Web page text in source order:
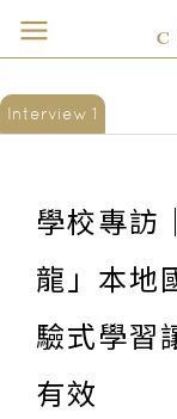
Interview 1
學校專訪
龍」本地
驗式學習
有效